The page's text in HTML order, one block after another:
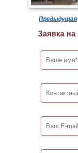
Предыдущая
Заявка